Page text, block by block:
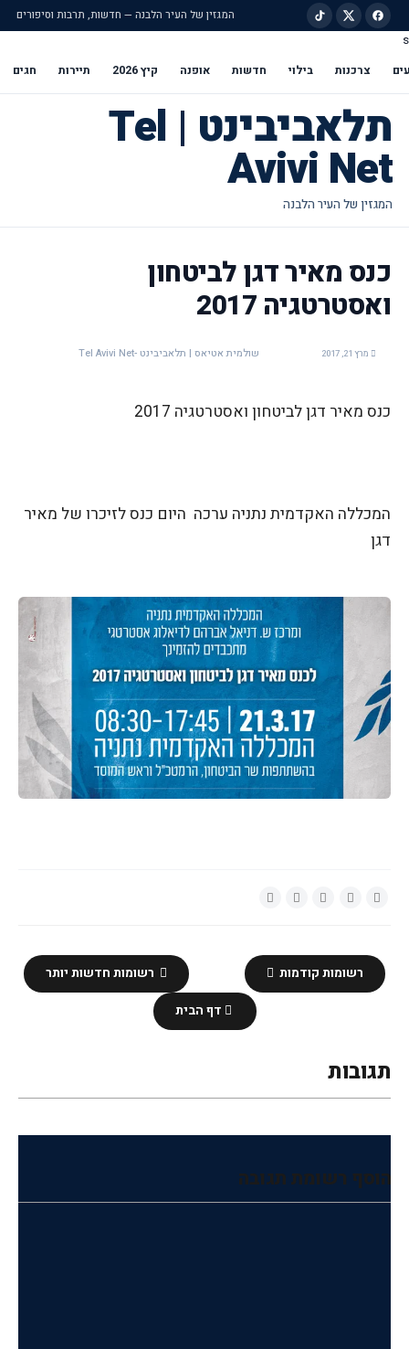
המגזין של העיר הלבנה — חדשות, תרבות וסיפורים
s
צרכנות בילוי חדשות אופנה קיץ 2026 תיירות חגים
תלאביבינט | Tel
Avivi Net
כנס מאיר דגן לביטחון
ואסטרטגיה 2017
מרץ 21, 2017 שולמית אטיאס | תלאביבינט -Tel Avivi Net
כנס מאיר דגן לביטחון ואסטרטגיה 2017
המכללה האקדמית נתניה ערכה היום כנס לזיכרו של מאיר
דגן
רשומות חדשות יותר רשומות קודמות
דף הבית
תגובות
הוסף רשומת תגובה